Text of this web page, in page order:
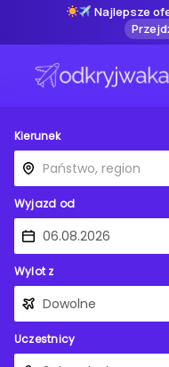
Najlepsze
Kierunek
Wyjazd od
Wylot z
Uczestnicy